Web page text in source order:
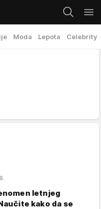
Moda Lepota Celebrity
letnjeg
kako da se